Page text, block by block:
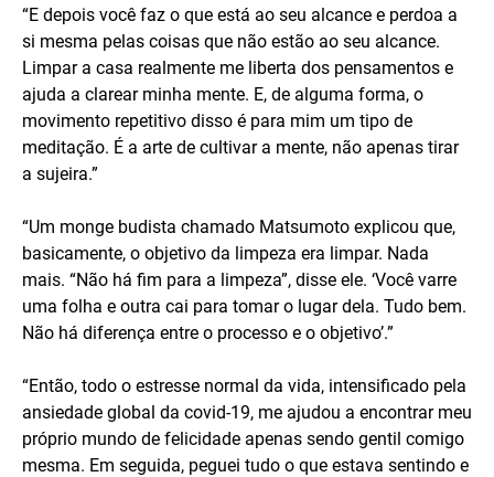
“E depois você faz o que está ao seu alcance e perdoa a
si mesma pelas coisas que não estão ao seu alcance.
Limpar a casa realmente me liberta dos pensamentos e
ajuda a clarear minha mente. E, de alguma forma, o
movimento repetitivo disso é para mim um tipo de
meditação. É a arte de cultivar a mente, não apenas tirar
a sujeira.”
“Um monge budista chamado Matsumoto explicou que,
basicamente, o objetivo da limpeza era limpar. Nada
mais. “Não há fim para a limpeza”, disse ele. ‘Você varre
uma folha e outra cai para tomar o lugar dela. Tudo bem.
Não há diferença entre o processo e o objetivo’.”
“Então, todo o estresse normal da vida, intensificado pela
ansiedade global da covid-19, me ajudou a encontrar meu
próprio mundo de felicidade apenas sendo gentil comigo
mesma. Em seguida, peguei tudo o que estava sentindo e